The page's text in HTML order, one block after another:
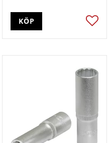
i favoriter
KÖP